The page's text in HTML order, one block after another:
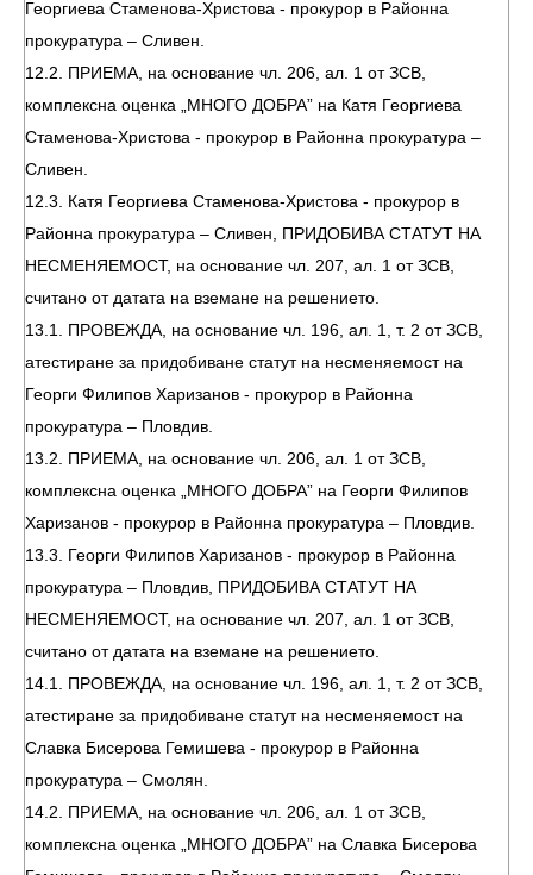
Георгиева Стаменова-Христова - прокурор в Районна
прокуратура – Сливен.
12.2. ПРИЕМА, на основание чл. 206, ал. 1 от ЗСВ,
комплексна оценка „МНОГО ДОБРА” на Катя Георгиева
Стаменова-Христова - прокурор в Районна прокуратура –
Сливен.
12.3. Катя Георгиева Стаменова-Христова - прокурор в
Районна прокуратура – Сливен, ПРИДОБИВА СТАТУТ НА
НЕСМЕНЯЕМОСТ, на основание чл. 207, ал. 1 от ЗСВ,
считано от датата на вземане на решението.
13.1. ПРОВЕЖДА, на основание чл. 196, ал. 1, т. 2 от ЗСВ,
атестиране за придобиване статут на несменяемост на
Георги Филипов Харизанов - прокурор в Районна
прокуратура – Пловдив.
13.2. ПРИЕМА, на основание чл. 206, ал. 1 от ЗСВ,
комплексна оценка „МНОГО ДОБРА” на Георги Филипов
Харизанов - прокурор в Районна прокуратура – Пловдив.
13.3. Георги Филипов Харизанов - прокурор в Районна
прокуратура – Пловдив, ПРИДОБИВА СТАТУТ НА
НЕСМЕНЯЕМОСТ, на основание чл. 207, ал. 1 от ЗСВ,
считано от датата на вземане на решението.
14.1. ПРОВЕЖДА, на основание чл. 196, ал. 1, т. 2 от ЗСВ,
атестиране за придобиване статут на несменяемост на
Славка Бисерова Гемишева - прокурор в Районна
прокуратура – Смолян.
14.2. ПРИЕМА, на основание чл. 206, ал. 1 от ЗСВ,
комплексна оценка „МНОГО ДОБРА” на Славка Бисерова